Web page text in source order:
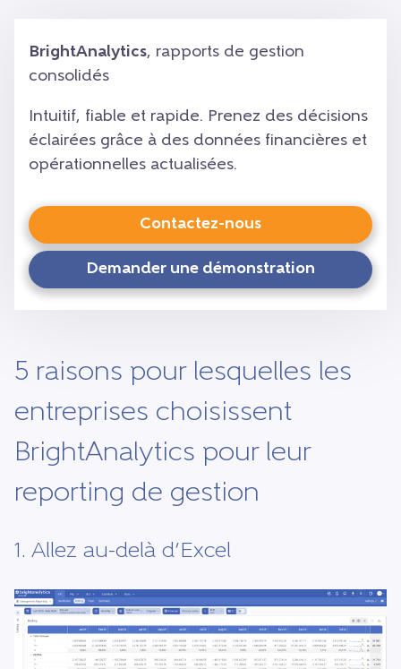
BrightAnalytics, rapports de gestion
consolidés
Intuitif, fiable et rapide. Prenez des décisions
éclairées grâce à des données financières et
opérationnelles actualisées.
Contactez-nous
Demander une démonstration
5 raisons pour lesquelles les
entreprises choisissent
BrightAnalytics pour leur
reporting de gestion
1. Allez au-delà d’Excel